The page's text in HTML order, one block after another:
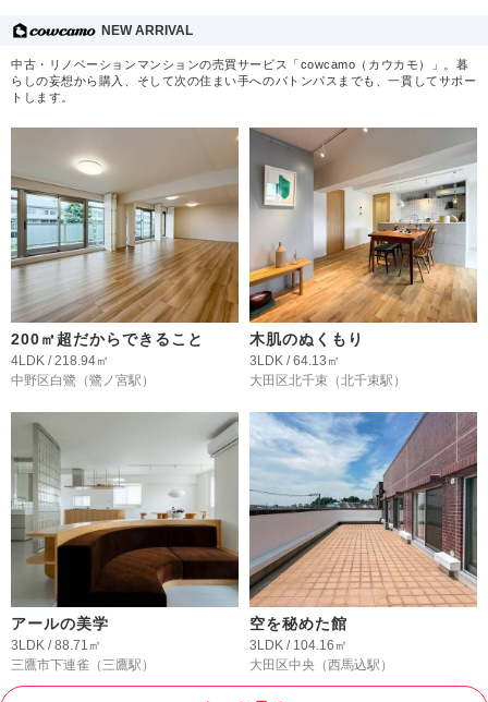
NEW ARRIVAL
中古・リノベーションマンションの売買サービス「cowcamo（カウカモ）」。暮
らしの妄想から購入、そして次の住まい手へのバトンパスまでも、一貫してサポー
トします。
200㎡超だからできること
4LDK / 218.94㎡
中野区白鷺 （鷺ノ宮駅）
木肌のぬくもり
3LDK / 64.13㎡
大田区北千束 （北千束駅）
アールの美学
3LDK / 88.71㎡
三鷹市下連雀 （三鷹駅）
空を秘めた館
3LDK / 104.16㎡
大田区中央 （西馬込駅）